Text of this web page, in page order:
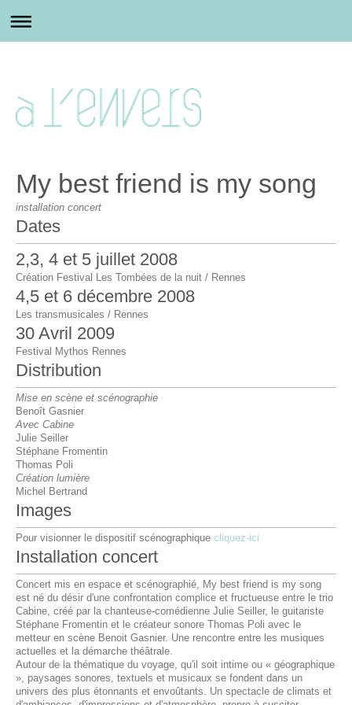
My best friend is my song
installation concert
Dates
2,3, 4 et 5 juillet 2008
Création Festival Les Tombées de la nuit / Rennes
4,5 et 6 décembre 2008
Les transmusicales / Rennes
30 Avril 2009
Festival Mythos Rennes
Distribution
Mise en scène et scénographie
Benoît Gasnier
Avec Cabine
Julie Seiller
Stéphane Fromentin
Thomas Poli
Création lumière
Michel Bertrand
Images
Pour visionner le dispositif scénographique cliquez-ici
Installation concert
Concert mis en espace et scénographié, My best friend is my song
est né du désir d'une confrontation complice et fructueuse entre le trio
Cabine, créé par la chanteuse-comédienne Julie Seiller, le guitariste
Stéphane Fromentin et le créateur sonore Thomas Poli avec le
metteur en scène Benoit Gasnier. Une rencontre entre les musiques
actuelles et la démarche théâtrale.
Autour de la thématique du voyage, qu'il soit intime ou « géographique
», paysages sonores, textuels et musicaux se fondent dans un
univers des plus étonnants et envoûtants. Un spectacle de climats et